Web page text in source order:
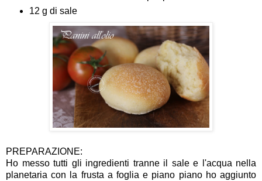
12 g di sale
PREPARAZIONE:
Ho messo tutti gli ingredienti tranne il sale e l'acqua nella
planetaria con la frusta a foglia e piano piano ho aggiunto